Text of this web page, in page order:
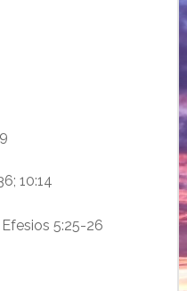
10:14
Efesios 5:25-26